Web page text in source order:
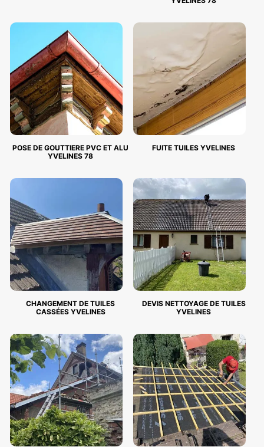
POSE DE GOUTTIERE PVC ET ALU
YVELINES 78
FUITE TUILES YVELINES
CHANGEMENT DE TUILES
CASSÉES YVELINES
DEVIS NETTOYAGE DE TUILES
YVELINES